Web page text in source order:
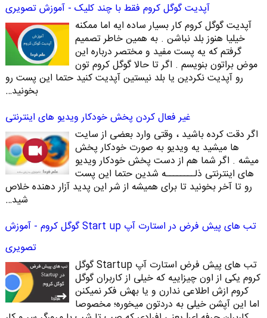
آپدیت گوگل کروم فقط با چند کلیک - آموزش تصویری
آپدیت گوگل کروم کار بسیار ساده ایه اما ممکنه
خیلیا هنوز بلد نباشن . به همین خاطر تصمیم
گرفتم که یه پست مفید و مختصر درباره این
موض براتون بنویسم . اگر تا حالا گوگل کروم تون
رو آپدیت نکردین یا بلد نیستین آپدیت کنید حتما این پست رو
بخونید…
غیر فعال کردن پخش خودکار ویدیو های اینترنتی
اگر دقت کرده باشید ، وقتی وارد بعضی از سایت
ها میشید یه ویدیو به صورت خودکار پخش
میشه . اگر شما هم از دست پخش خودکار ویدیو
های اینترنتی ذلــــــــه شدین حتما این پست
رو تا آخر بخونید تا برای همیشه از شر این پدید آزار دهنده خلاص
شید…
تب های پیش فرض در استارت آپ Start up گوگل کروم - آموزش
تصویری
تب های پیش فرض استارت آپ Startup گوگل
کروم یکی از اون چیزاییه که خیلی از کاربران گوگل
کروم ازش اطلاعی ندارن و یا بهش فکر نمیکنن
اما این آپشن خیلی به دردتون میخوره؛ مخصوصا